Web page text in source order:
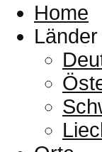
Home
Länder